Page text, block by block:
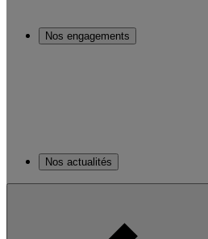
Nos engagements
Nos actualités